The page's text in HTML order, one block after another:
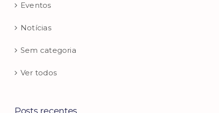
Eventos
Notícias
Sem categoria
Ver todos